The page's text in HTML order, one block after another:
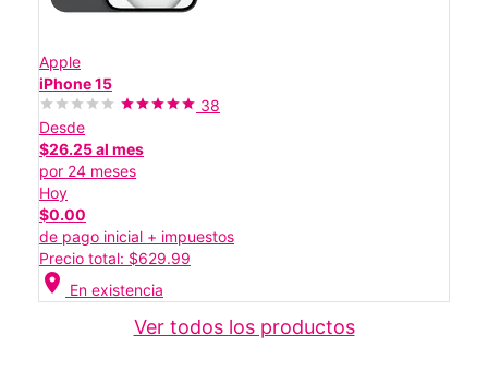
Apple
iPhone 15
38
Desde
$26.25 al mes
por 24 meses
Hoy
$0.00
de pago inicial + impuestos
Precio total: $629.99
location_on En existencia
Ver todos los productos